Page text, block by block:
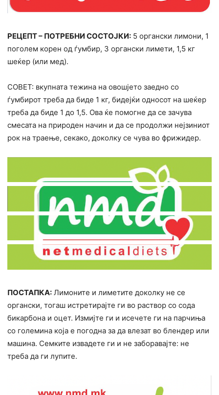
РЕЦЕПТ – ПОТРЕБНИ СОСТОЈКИ: 5 органски лимони, 1
поголем корен од ѓумбир, 3 органски лимети, 1,5 кг
шеќер (или мед).
СОВЕТ: вкупната тежина на овошјето заедно со
ѓумбирот треба да биде 1 кг, бидејќи односот на шеќер
треба да биде 1 до 1,5. Ова ќе помогне да се зачува
смесата на природен начин и да се продолжи нејзиниот
рок на траење, секако, доколку се чува во фрижидер.
ПОСТАПКА: Лимоните и лиметите доколку не се
органски, тогаш истретирајте ги во раствор со сода
бикарбона и оцет. Измијте ги и исечете ги на парчиња
со големина која е погодна за да влезат во блендер или
машина. Семките извадете ги и не заборавајте: не
треба да ги лупите.